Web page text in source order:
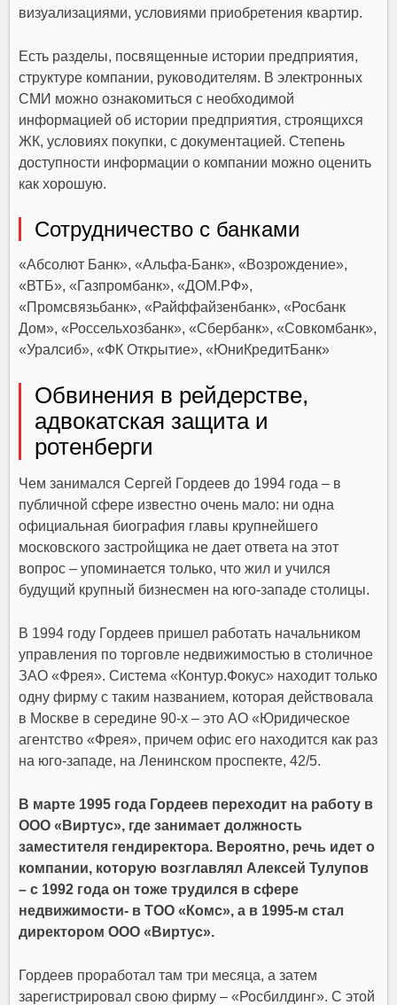
визуализациями, условиями приобретения квартир.
Есть разделы, посвященные истории предприятия,
структуре компании, руководителям. В электронных
СМИ можно ознакомиться с необходимой
информацией об истории предприятия, строящихся
ЖК, условиях покупки, с документацией. Степень
доступности информации о компании можно оценить
как хорошую.
Сотрудничество с банками
«Абсолют Банк»,«Альфа-Банк»,«Возрождение»,
«ВТБ»,«Газпромбанк»,«ДОМ.РФ»,
«Промсвязьбанк»,«Райффайзенбанк»,«Росбанк
Дом»,«Россельхозбанк»,«Сбербанк»,«Совкомбанк»,
«Уралсиб»,«ФК Открытие»,«ЮниКредитБанк»
Обвинения в рейдерстве,
адвокатская защита и
ротенберги
Чем занимался Сергей Гордеев до 1994 года – в
публичной сфере известно очень мало: ни одна
официальная биография главы крупнейшего
московского застройщика не дает ответа на этот
вопрос – упоминается только, что жил и учился
будущий крупный бизнесмен на юго-западе столицы.
В 1994 году Гордеев пришел работать начальником
управления по торговле недвижимостью в столичное
ЗАО «Фрея». Система «Контур.Фокус» находит только
одну фирму с таким названием, которая действовала
в Москве в середине 90-х – это АО «Юридическое
агентство «Фрея», причем офис его находится как раз
на юго-западе, на Ленинском проспекте, 42/5.
В марте 1995 года Гордеев переходит на работу в
ООО «Виртус», где занимает должность
заместителя гендиректора. Вероятно, речь идет о
компании, которую возглавлял Алексей Тулупов
– с 1992 года он тоже трудился в сфере
недвижимости- в ТОО «Комс», а в 1995-м стал
директором ООО «Виртус».
Гордеев проработал там три месяца, а затем
зарегистрировал свою фирму – «Росбилдинг». С этой